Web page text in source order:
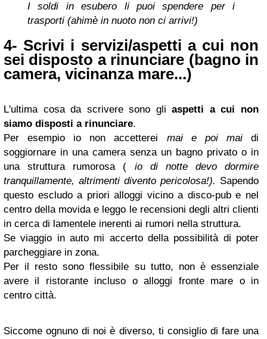
I soldi in esubero li puoi spendere per i
trasporti (ahimè in nuoto non ci arrivi!)
4- Scrivi i servizi/aspetti a cui non
sei disposto a rinunciare (bagno in
camera, vicinanza mare...)
L'ultima cosa da scrivere sono gliaspetti a cui non
siamo disposti a rinunciare.
Per esempio io non accetterei mai e poi maidi
soggiornare in una camera senza un bagno privato o in
una struttura rumorosa ( io di notte devo dormire
tranquillamente, altrimenti divento pericolosa!). Sapendo
questo escludo a priori alloggi vicino a disco-pub e nel
centro della movida e leggo le recensioni degli altri clienti
in cerca di lamentele inerenti ai rumori nella struttura.
Se viaggio in auto mi accerto della possibilità di poter
parcheggiare in zona.
Per il resto sono flessibile su tutto, non è essenziale
avere il ristorante incluso o alloggi fronte mare o in
centro città.
Siccome ognuno di noi è diverso, ti consiglio di fare una